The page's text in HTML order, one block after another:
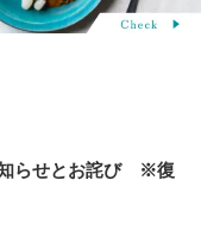
知らせとお詫び ※復